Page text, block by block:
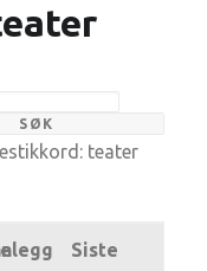
teater
Siste